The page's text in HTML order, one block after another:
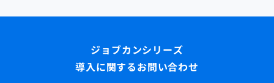
導入に関するお問い合わせ